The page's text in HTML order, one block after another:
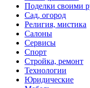
Поделки своими
Сад, огород
Религия, мистика
Салоны
Сервисы
Спорт
Стройка, ремонт
Технологии
Юридические